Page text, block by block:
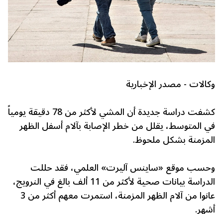
وكالات - مصدر الإخبارية
كشفت دراسة جديدة أن المشي لأكثر من 78 دقيقة يومياً
في المتوسط، يقلل من خطر الإصابة بآلام أسفل الظهر
المزمنة بشكل ملحوظ.
وحسب موقع «ساينس آليرت» العلمي، فقد حللت
الدراسة بيانات صحية لأكثر من 11 ألف بالغ في النرويج،
عانوا من آلام الظهر المزمنة، استمرت معهم أكثر من 3
أشهر.